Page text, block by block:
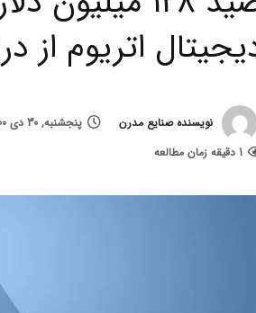
اتریوم
نویسنده صنایع مدرن پنجشنبه, 30 دی 1400, ساعت 21:28
1 دقیقه زمان مطالعه